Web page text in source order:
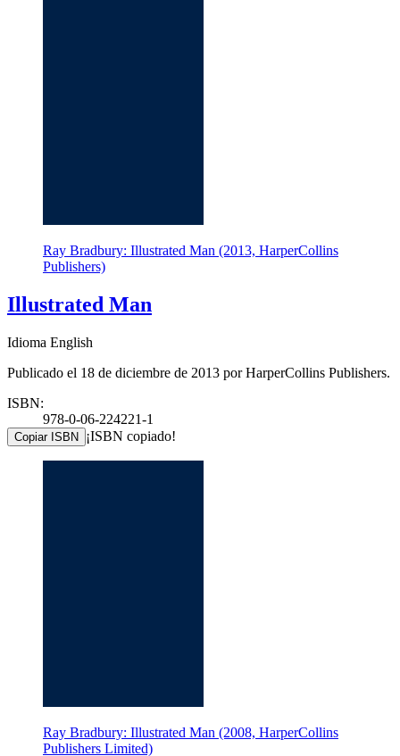
Ray Bradbury: Illustrated Man (2013, HarperCollins
Publishers)
Illustrated Man
Idioma English
Publicado el 18 de diciembre de 2013 por HarperCollins Publishers.
ISBN:
978-0-06-224221-1
Copiar ISBN ¡ISBN copiado!
Ray Bradbury: Illustrated Man (2008, HarperCollins
Publishers Limited)